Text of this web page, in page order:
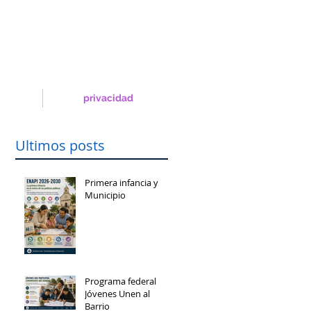
privacidad
Ultimos posts
Primera infancia y
Municipio
Programa federal
Jóvenes Unen al
Barrio